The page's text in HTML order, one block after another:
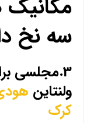
سه نخ
3.مجلسی
ولنتاین
کرک